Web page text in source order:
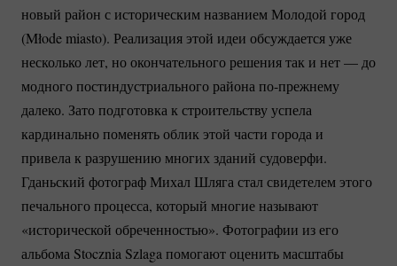
новый район с историческим названием Молодой город
(Młode miasto). Реализация этой идеи обсуждается уже
несколько лет, но окончательного решения так и нет — до
модного постиндустриального района по-прежнему
далеко. Зато подготовка к строительству успела
кардинально поменять облик этой части города и
привела к разрушению многих зданий судоверфи.
Гданьский фотограф Михал Шляга стал свидетелем этого
печального процесса, который многие называют
«исторической обреченностью». Фотографии из его
альбома Stocznia Szlaga помогают оценить масштабы